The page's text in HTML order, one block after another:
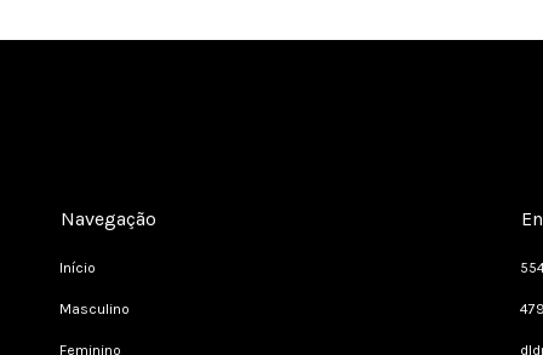
Navegação
Início
Masculino
Feminino